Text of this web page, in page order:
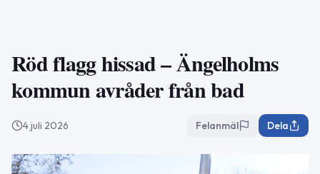
Röd flagg hissad – Ängelholms
kommun avråder från bad
4 juli 2026 Felanmäl Dela